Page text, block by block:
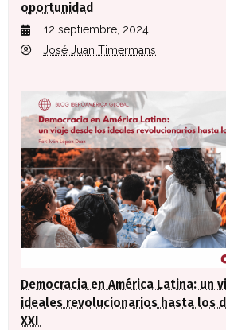
oportunidad
12 septiembre, 2024
José Juan Timermans
Democracia en América Latina: un
ideales revolucionarios hasta los
XXI